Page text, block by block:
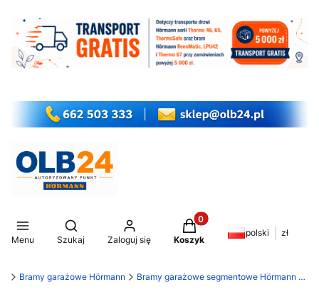
Menu
Otwórz wyszukiwarkę
Szukaj Zaloguj się
Produkty w koszyku: 0.
Koszyk
polski zł
Bramy garażowe Hörmann Bramy garażowe segmentowe Hörmann LPU 42